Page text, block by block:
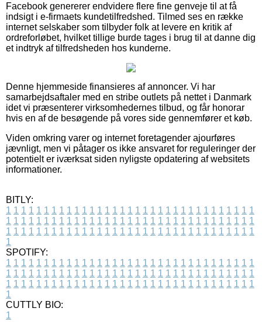
Facebook genererer endvidere flere fine genveje til at få
indsigt i e-firmaets kundetilfredshed. Tilmed ses en række
internet selskaber som tilbyder folk at levere en kritik af
ordreforløbet, hvilket tillige burde tages i brug til at danne dig
et indtryk af tilfredsheden hos kunderne.
Denne hjemmeside finansieres af annoncer. Vi har
samarbejdsaftaler med en stribe outlets på nettet i Danmark
idet vi præsenterer virksomhedernes tilbud, og får honorar
hvis en af de besøgende på vores side gennemfører et køb.
Viden omkring varer og internet foretagender ajourføres
jævnligt, men vi påtager os ikke ansvaret for reguleringer der
potentielt er iværksat siden nyligste opdatering af websitets
informationer.
BITLY:
1 1 1 1 1 1 1 1 1 1 1 1 1 1 1 1 1 1 1 1 1 1 1 1 1 1 1 1 1 1 1 1 1
1 1 1 1 1 1 1 1 1 1 1 1 1 1 1 1 1 1 1 1 1 1 1 1 1 1 1 1 1 1 1 1 1
1 1 1 1 1 1 1 1 1 1 1 1 1 1 1 1 1 1 1 1 1 1 1 1 1 1 1 1 1 1 1 1 1
1
SPOTIFY:
1 1 1 1 1 1 1 1 1 1 1 1 1 1 1 1 1 1 1 1 1 1 1 1 1 1 1 1 1 1 1 1 1
1 1 1 1 1 1 1 1 1 1 1 1 1 1 1 1 1 1 1 1 1 1 1 1 1 1 1 1 1 1 1 1 1
1 1 1 1 1 1 1 1 1 1 1 1 1 1 1 1 1 1 1 1 1 1 1 1 1 1 1 1 1 1 1 1 1
1
CUTTLY BIO:
1